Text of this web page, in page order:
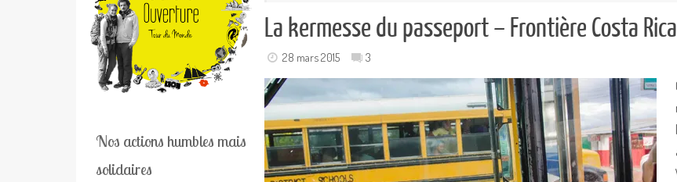
La kermesse du passeport – Frontière Costa
28 mars 2015 3
Nos actions humbles mais
solidaires